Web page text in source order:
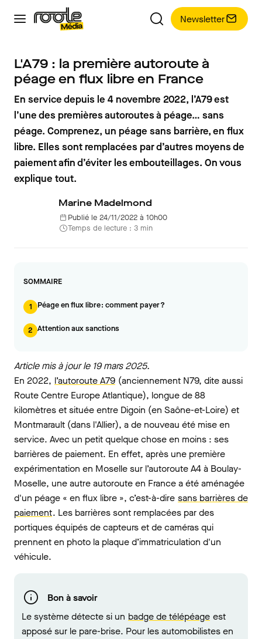
Newsletter
L'A79 : la première autoroute à
péage en flux libre en France
En service depuis le 4 novembre 2022, l’A79 est
l’une des premières autoroutes à péage… sans
péage. Comprenez, un péage sans barrière, en flux
libre. Elles sont remplacées par d’autres moyens de
paiement afin d’éviter les embouteillages. On vous
explique tout.
Marine Madelmond
Publié le 24/11/2022 à 10h00
Temps de lecture : 3 min
SOMMAIRE
1 Péage en flux libre : comment payer ?
2 Attention aux sanctions
Article mis à jour le 19 mars 2025.
En 2022, l’autoroute A79 (anciennement N79, dite aussi
Route Centre Europe Atlantique), longue de 88
kilomètres et située entre Digoin (en Saône-et-Loire) et
Montmarault (dans l'Allier), a de nouveau été mise en
service. Avec un petit quelque chose en moins : ses
barrières de paiement. En effet, après une première
expérimentation en Moselle sur l’autoroute A4 à Boulay-
Moselle, une autre autoroute en France a été aménagée
d'un péage « en flux libre », c’est-à-dire sans barrières de
paiement. Les barrières sont remplacées par des
portiques équipés de capteurs et de caméras qui
prennent en photo la plaque d’immatriculation d'un
véhicule.
Bon à savoir
Le système détecte si un badge de télépéage est
apposé sur le pare-brise. Pour les automobilistes en